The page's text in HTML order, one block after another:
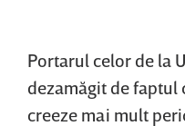
Portarul celor de la
dezamăgit de faptul
creeze mai mult